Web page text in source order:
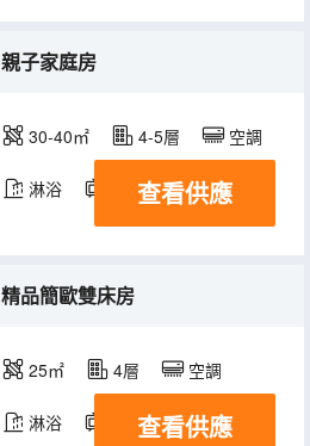
親子家庭房
30-40㎡ 4-5層 空調
淋浴 電視機
查看供應
精品簡歐雙床房
25㎡ 4層 空調
淋浴 電視機
查看供應